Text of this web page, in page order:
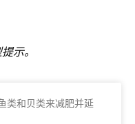
示。
类和贝类来减肥并延